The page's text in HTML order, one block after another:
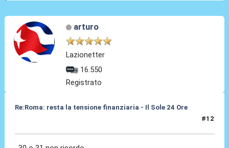
arturo
Lazionetter
16.550
Registrato
Re:Roma: resta la tensione finanziaria - Il Sole 24 Ore
#12